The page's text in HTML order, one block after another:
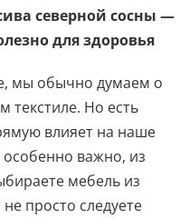
северной сосны —
для здоровья
мы обычно думаем о
текстиле. Но есть
влияет на наше
важно, из
мебель из
просто следуете